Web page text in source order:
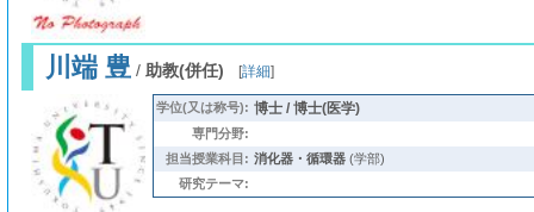
川端 豊 / 助教(併任) [詳細]
学位(又は称号): 博士 / 博士(医学)
専門分野:
担当授業科目: 消化器・循環器(学部)
研究テーマ: